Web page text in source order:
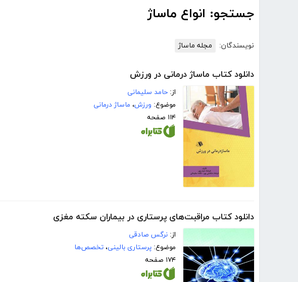
جستجو: انواع ماساژ
نویسندگان: مجله ماساژ
دانلود کتاب ماساژ درمانی در ورزش
از: حامد سلیمانی
موضوع: ورزش، ماساژ درمانی
۱۱۴ صفحه
دانلود کتاب مراقبت‌های پرستاری در بیماران سکته مغزی
از: نرگس صادقی
موضوع: پرستاری بالینی، تخصص‌ها
۱۷۴ صفحه